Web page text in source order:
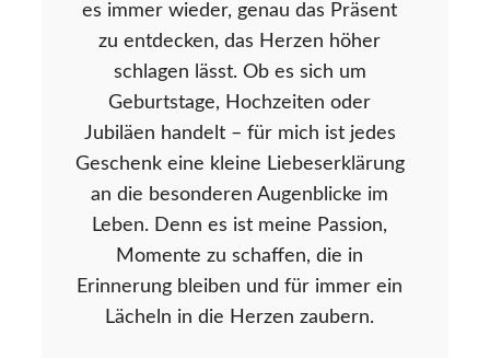
es immer wieder, genau das Präsent
zu entdecken, das Herzen höher
schlagen lässt. Ob es sich um
Geburtstage, Hochzeiten oder
Jubiläen handelt – für mich ist jedes
Geschenk eine kleine Liebeserklärung
an die besonderen Augenblicke im
Leben. Denn es ist meine Passion,
Momente zu schaffen, die in
Erinnerung bleiben und für immer ein
Lächeln in die Herzen zaubern.